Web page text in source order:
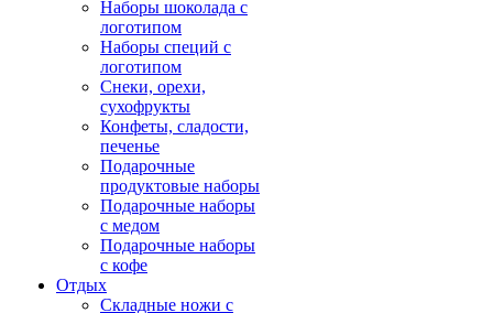
Наборы шоколада с
логотипом
Наборы специй с
логотипом
Снеки, орехи,
сухофрукты
Конфеты, сладости,
печенье
Подарочные
продуктовые наборы
Подарочные наборы
с медом
Подарочные наборы
с кофе
Отдых
Складные ножи с